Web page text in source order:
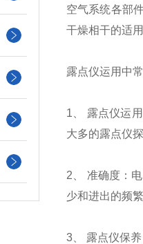
空气系统各部
干燥相干的适
露点仪运用中
1、 露点仪运
大多的露点仪
2、 准确度：
少和进出的频
3、 露点仪保